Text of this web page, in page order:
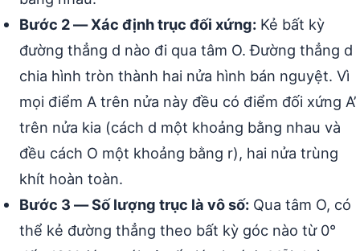
Bước 2 — Xác định trục đối xứng: Kẻ bất kỳ
đường thẳng d nào đi qua tâm O. Đường thẳng d
chia hình tròn thành hai nửa hình bán nguyệt. Vì
mọi điểm A trên nửa này đều có điểm đối xứng A’
trên nửa kia (cách d một khoảng bằng nhau và
đều cách O một khoảng bằng r), hai nửa trùng
khít hoàn toàn.
Bước 3 — Số lượng trục là vô số: Qua tâm O, có
thể kẻ đường thẳng theo bất kỳ góc nào từ 0°